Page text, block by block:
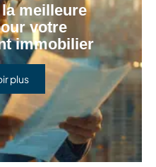
meilleure
votre
immobilier
plus